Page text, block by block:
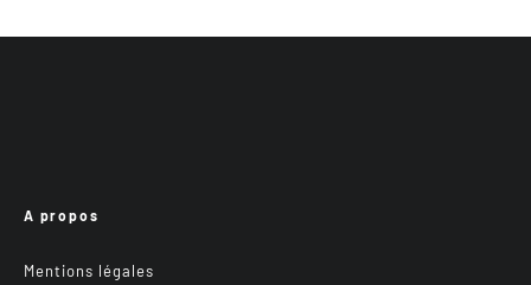
A propos
Mentions légales